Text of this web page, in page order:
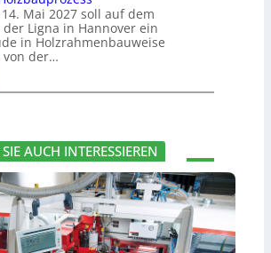
Mai 2027 soll auf dem
der Ligna in Hannover ein
in Holzrahmenbauweise
von der…
AUCH INTERESSIEREN